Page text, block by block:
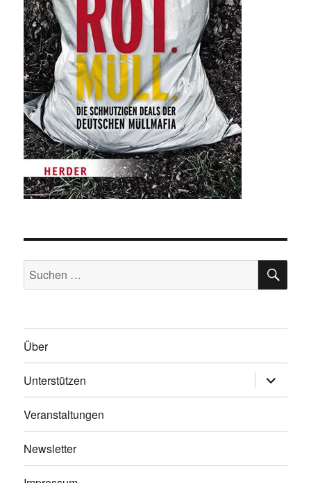
Suche
nach:
Über
Unterstützen
anzeigen
Veranstaltungen
Newsletter